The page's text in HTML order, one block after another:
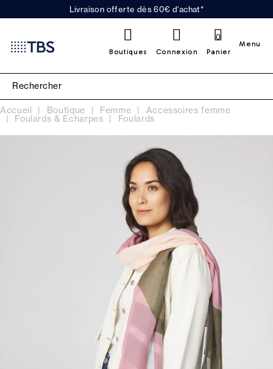
Livraison offerte dès 60€ d'achat*
Boutiques Connexion Panier
0
Menu
Accueil Boutique Femme Accessoires femme
Foulards & Echarpes Foulards